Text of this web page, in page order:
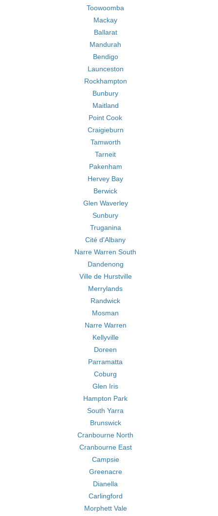
Toowoomba
Mackay
Ballarat
Mandurah
Bendigo
Launceston
Rockhampton
Bunbury
Maitland
Point Cook
Craigieburn
Tamworth
Tarneit
Pakenham
Hervey Bay
Berwick
Glen Waverley
Sunbury
Truganina
Cité d'Albany
Narre Warren South
Dandenong
Ville de Hurstville
Merrylands
Randwick
Mosman
Narre Warren
Kellyville
Doreen
Parramatta
Coburg
Glen Iris
Hampton Park
South Yarra
Brunswick
Cranbourne North
Cranbourne East
Campsie
Greenacre
Dianella
Carlingford
Morphett Vale